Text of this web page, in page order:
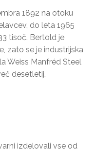
1892 na otoku
do leta 1965
tisoč. Bertold je
zato se je industrijska
Weiss Manfréd Steel
desetletij.
izdelovali vse od